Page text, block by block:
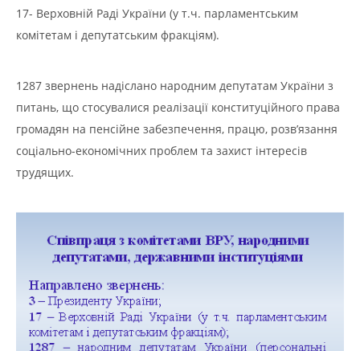
17- Верховній Раді України (у т.ч. парламентським
комітетам і депутатським фракціям).
1287 звернень надіслано народним депутатам України з
питань, що стосувалися реалізації конституційного права
громадян на пенсійне забезпечення, працю, розв’язання
соціально-економічних проблем та захист інтересів
трудящих.